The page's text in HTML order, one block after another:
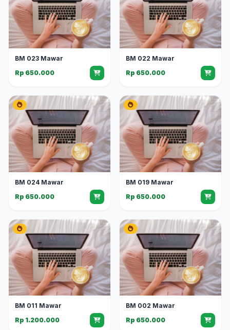
BM 023 Mawar
Rp 650.000
BM 022 Mawar
Rp 650.000
BM 024 Mawar
Rp 650.000
BM 019 Mawar
Rp 650.000
BM 011 Mawar
Rp 1.200.000
BM 002 Mawar
Rp 650.000